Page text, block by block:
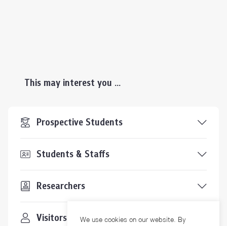
This may interest you ...
Prospective Students
Students & Staffs
Researchers
Visitors
We use cookies on our website. By